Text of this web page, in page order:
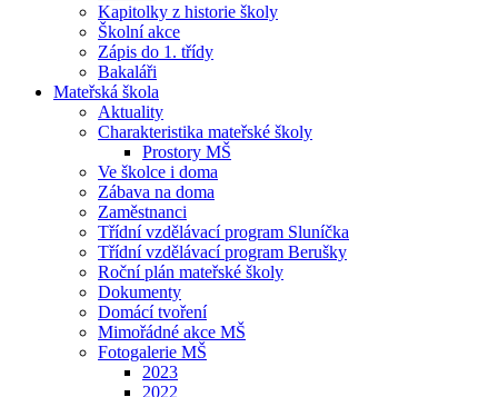
Kapitolky z historie školy
Školní akce
Zápis do 1. třídy
Bakaláři
Mateřská škola
Aktuality
Charakteristika mateřské školy
Prostory MŠ
Ve školce i doma
Zábava na doma
Zaměstnanci
Třídní vzdělávací program Sluníčka
Třídní vzdělávací program Berušky
Roční plán mateřské školy
Dokumenty
Domácí tvoření
Mimořádné akce MŠ
Fotogalerie MŠ
2023
2022